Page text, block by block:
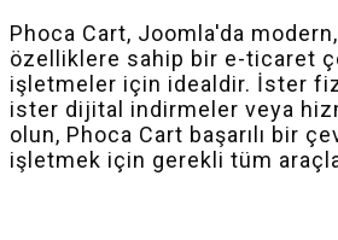
Phoca Cart, Joomla'da
özelliklere sahip bir e-ticaret
işletmeler için idealdir. İster
ister dijital indirmeler veya
olun, Phoca Cart başarılı bir
işletmek için gerekli tüm